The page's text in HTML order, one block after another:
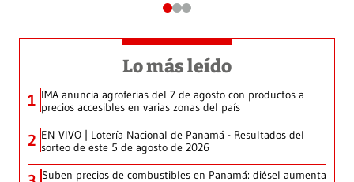
Lo más leído
1 IMA anuncia agroferias del 7 de agosto con productos a
precios accesibles en varias zonas del país
2 EN VIVO | Lotería Nacional de Panamá - Resultados del
sorteo de este 5 de agosto de 2026
Suben precios de combustibles en Panamá: diésel aumenta